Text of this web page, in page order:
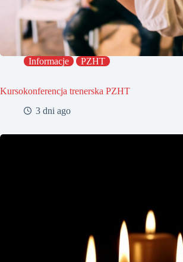
Informacje PZHT
Kursokonferencja trenerska PZHT
3 dni ago